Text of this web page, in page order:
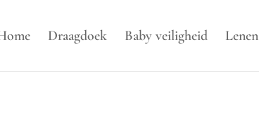
Draagdoek Baby veiligheid Lenen